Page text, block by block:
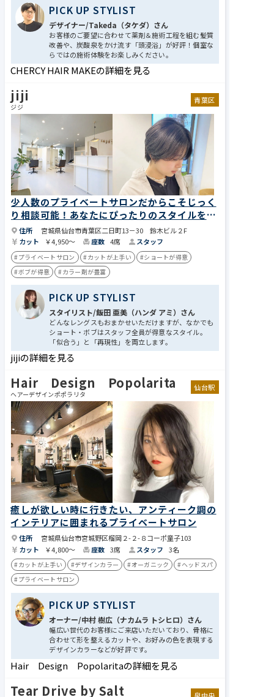
PICK UP STYLIST
デザイナー/Takeda​​（タケダ）さん
お客様のご要望に合わせて薬剤＆施術工程を組む髪質
改善や、炭酸泉をかけ流す「頭浸浴」が好評！個室な
らではの施術体験をお楽しみください。
CHERCY HAIR MAKEの詳細を見る
jiji
ジジ
青葉区
少人数のプライベートサロンだからこそじっく
り相談可能！あなたにぴったりのスタイルを導
き出します
住所
宮城県仙台市青葉区二日町13－30 鈴木ビル２F
カット
￥4,950～ 座数 4席 スタッフ
#プライベートサロン #カットが上手い
#ショートが得意
#ボブが得意
#カラー剤が豊富
PICK UP STYLIST
スタイリスト/飯田 亜美​​（ハンダ アミ​​​​​​）さん
どんなレングスもおまかせいただけますが、なかでも
ショート・ボブはスタッフ全員が得意なスタイル。
「似合う」と「再現性」を両立します。
jijiの詳細を見る
Hair Design Popolarita
ヘアーデザインポポラリタ
仙台駅
癒しが欲しい時に行きたい、アンティーク調の
インテリアに囲まれるプライベートサロン
住所
宮城県仙台市宮城野区榴岡２-２-８コーポ童子103
カット
￥4,800～ 座数 3席 スタッフ 3名
#カットが上手い #デザインカラー #オーガニック
#ヘッドスパ
#プライベートサロン
PICK UP STYLIST
オーナー/中村 樹広（ナカムラ トシヒロ）さん
幅広い世代のお客様にご来店いただいており、骨格に
合わせて形を整えるカットや、お好みの色を表現する
デザインカラーなどが好評です。
Hair Design Popolaritaの詳細を見る
Tear Drive by Salt 泉中央